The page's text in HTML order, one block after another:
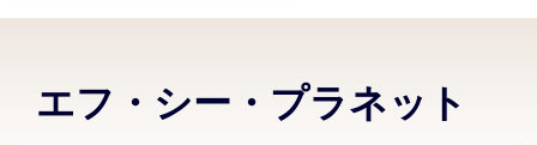
エフ・シー・プラネット